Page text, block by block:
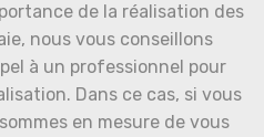
de la réalisation des
nous vous conseillons
à un professionnel pour
Dans ce cas, si vous
en mesure de vous